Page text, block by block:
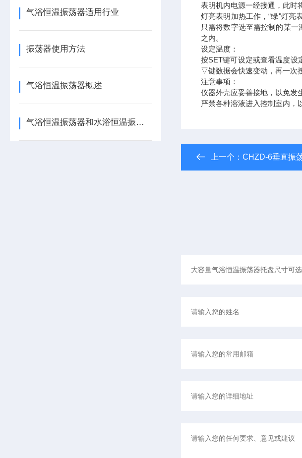
气浴恒温振荡器适用行业
振荡器使用方法
气浴恒温振荡器概述
气浴恒温振荡器和水浴恒温振荡器的区别
表明机内电源一经接通，此时
灯亮表明加热工作，“绿"灯亮
只需将数字选至需控制的某
之内。
设定温度：
按SET键可设定或查看温度
▽键数据会快速变动，再一次
注意事项：
仪器外壳应妥善接地，以免发
严禁各种溶液进入控制室内，
上一个： CHZD-6垂直振